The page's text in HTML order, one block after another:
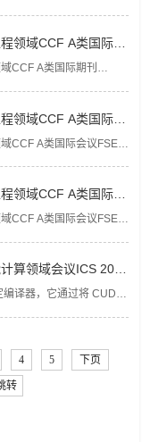
领域CCF A类国际期
CCF A类国际期刊
领域CCF A类国际会
CCF A类国际会议FSE
领域CCF A类国际会
CCF A类国际会议FSE
算领域会议ICS 2026
译器，它通过将 CUDA
4 5 下页
转